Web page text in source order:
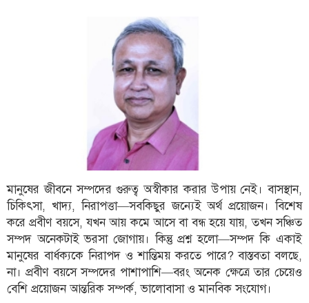
উপ-
সম্পাদকীয়
কৃষি
ও
প্রকৃতি
অপরাধ
মানুষের জীবনে সম্পদের গুরুত্ব অস্বীকার করার উপায় নেই। বাসস্থান,
চিকিৎসা, খাদ্য, নিরাপত্তা—সবকিছুর জন্যেই অর্থ প্রয়োজন। বিশেষ
করে প্রবীণ বয়সে, যখন আয় কমে আসে বা বন্ধ হয়ে যায়, তখন সঞ্চিত
সম্পদ অনেকটাই ভরসা জোগায়। কিন্তু প্রশ্ন হলো—সম্পদ কি একাই
মানুষের বার্ধক্যকে নিরাপদ ও শান্তিময় করতে পারে? বাস্তবতা বলছে,
না। প্রবীণ বয়সে সম্পদের পাশাপাশি—বরং অনেক ক্ষেত্রে তার চেয়েও
বেশি প্রয়োজন আন্তরিক সম্পর্ক, ভালোবাসা ও মানবিক সংযোগ।